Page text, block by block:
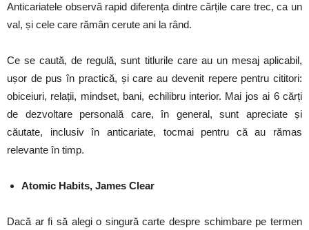
Anticariatele observă rapid diferența dintre cărțile care trec, ca un
val, și cele care rămân cerute ani la rând.
Ce se caută, de regulă, sunt titlurile care au un mesaj aplicabil,
ușor de pus în practică, și care au devenit repere pentru cititori:
obiceiuri, relații, mindset, bani, echilibru interior. Mai jos ai 6 cărți
de dezvoltare personală care, în general, sunt apreciate și
căutate, inclusiv în anticariate, tocmai pentru că au rămas
relevante în timp.
Atomic Habits, James Clear
Dacă ar fi să alegi o singură carte despre schimbare pe termen